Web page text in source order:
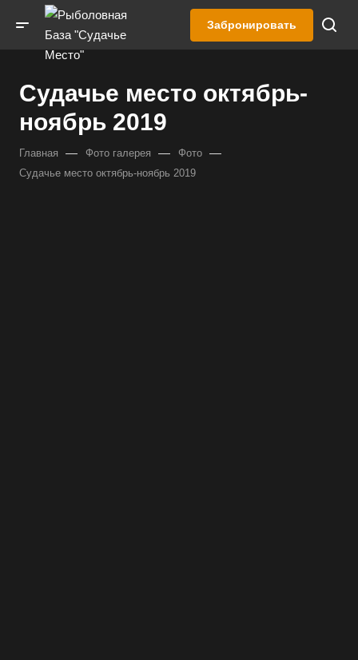
Забронировать
Судачье место октябрь-
ноябрь 2019
Главная — Фото галерея — Фото —
Судачье место октябрь-ноябрь 2019